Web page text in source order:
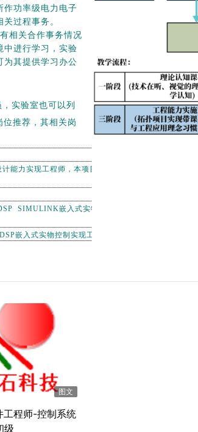
作功率级电力电子
过程事务。
相关合作事务情况
中进行学习，实验
为其提供学习办公
实验室也可以列
位推荐，其相关岗
能力实现工程师，本项目不包括EDA实
SIMULINK嵌入式实物控制实现工程
嵌入式实物控制实现工程师
图文
工程师-控制系统
级